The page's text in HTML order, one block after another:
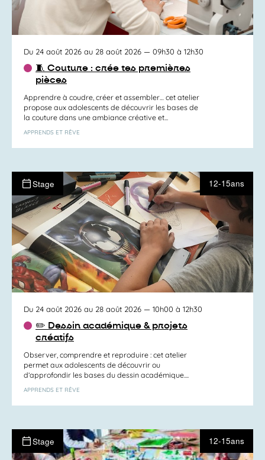
Du 24 août 2026 au 28 août 2026 — 09h30 à 12h30
🧵 Couture : crée tes premières
pièces
Apprendre à coudre, créer et assembler… cet atelier
propose aux adolescents de découvrir les bases de
la couture dans une ambiance créative et...
APPRENDS ET RÊVE
Stage 12-15ans
Du 24 août 2026 au 28 août 2026 — 10h00 à 12h30
✏️ Dessin académique & projets
créatifs
Observer, comprendre et reproduire : cet atelier
permet aux adolescents de découvrir ou
d’approfondir les bases du dessin académique....
APPRENDS ET RÊVE
Stage 12-15ans